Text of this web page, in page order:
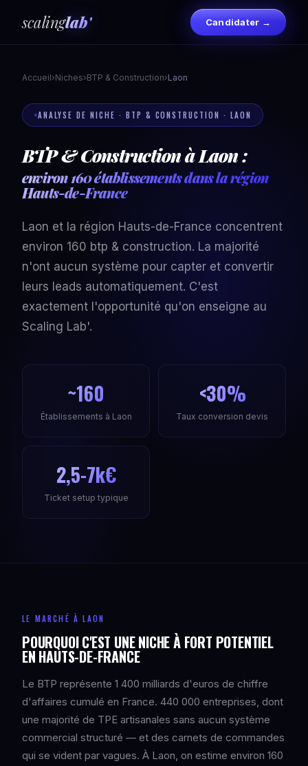
scalinglab' Candidater →
Accueil›Niches›BTP & Construction›Laon
ANALYSE DE NICHE · BTP & CONSTRUCTION · LAON
BTP & Construction à Laon :
environ 160 établissements dans la région
Hauts-de-France
Laon et la région Hauts-de-France concentrent
environ 160 btp & construction. La majorité
n'ont aucun système pour capter et convertir
leurs leads automatiquement. C'est
exactement l'opportunité qu'on enseigne au
Scaling Lab'.
~160
Établissements à Laon
<30%
Taux conversion devis
2,5-7k€
Ticket setup typique
LE MARCHÉ À LAON
POURQUOI C'EST UNE NICHE À FORT POTENTIEL
EN HAUTS-DE-FRANCE
Le BTP représente 1 400 milliards d'euros de chiffre
d'affaires cumulé en France. 440 000 entreprises, dont
une majorité de TPE artisanales sans aucun système
commercial structuré — et des carnets de commandes
qui se vident par vagues. À Laon, on estime environ 160